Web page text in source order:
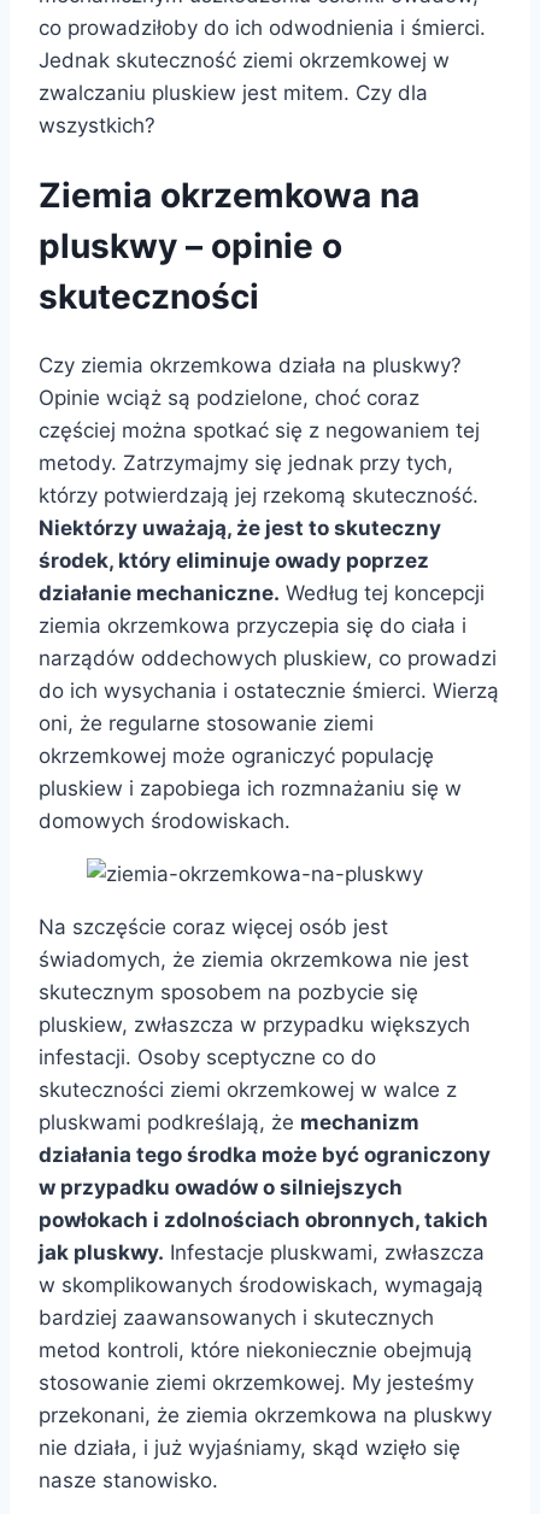
co prowadziłoby do ich odwodnienia i śmierci.
Jednak skuteczność ziemi okrzemkowej w
zwalczaniu pluskiew jest mitem. Czy dla
wszystkich?
Ziemia okrzemkowa na
pluskwy – opinie o
skuteczności
Czy ziemia okrzemkowa działa na pluskwy?
Opinie wciąż są podzielone, choć coraz
częściej można spotkać się z negowaniem tej
metody. Zatrzymajmy się jednak przy tych,
którzy potwierdzają jej rzekomą skuteczność.
Niektórzy uważają, że jest to skuteczny
środek, który eliminuje owady poprzez
działanie mechaniczne. Według tej koncepcji
ziemia okrzemkowa przyczepia się do ciała i
narządów oddechowych pluskiew, co prowadzi
do ich wysychania i ostatecznie śmierci. Wierzą
oni, że regularne stosowanie ziemi
okrzemkowej może ograniczyć populację
pluskiew i zapobiega ich rozmnażaniu się w
domowych środowiskach.
Na szczęście coraz więcej osób jest
świadomych, że ziemia okrzemkowa nie jest
skutecznym sposobem na pozbycie się
pluskiew, zwłaszcza w przypadku większych
infestacji. Osoby sceptyczne co do
skuteczności ziemi okrzemkowej w walce z
pluskwami podkreślają, że mechanizm
działania tego środka może być ograniczony
w przypadku owadów o silniejszych
powłokach i zdolnościach obronnych, takich
jak pluskwy. Infestacje pluskwami, zwłaszcza
w skomplikowanych środowiskach, wymagają
bardziej zaawansowanych i skutecznych
metod kontroli, które niekoniecznie obejmują
stosowanie ziemi okrzemkowej. My jesteśmy
przekonani, że ziemia okrzemkowa na pluskwy
nie działa, i już wyjaśniamy, skąd wzięło się
nasze stanowisko.